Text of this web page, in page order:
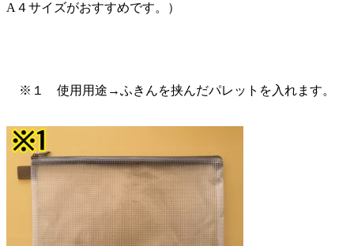
A４サイズがおすすめです。）
※１ 使用用途→ふきんを挟んだパレットを入れます。